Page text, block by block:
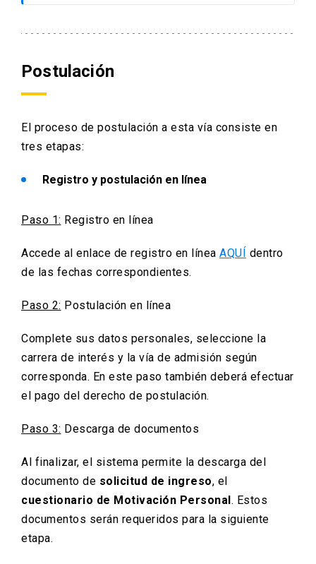
trayectoria académica.
razones que motivan su postulación a
a su formación médica. Si
realizadas en Enseñanza Media y
(máx. 2 páginas).
Postulación
El proceso de postulación a esta vía consiste en
tres etapas:
Registro y postulación en línea
Paso 1: Registro en línea
Accede al enlace de registro en línea AQUÍ dentro
de las fechas correspondientes.
Paso 2: Postulación en línea
Complete sus datos personales, seleccione la
carrera de interés y la vía de admisión según
corresponda. En este paso también deberá efectuar
el pago del derecho de postulación.
Paso 3: Descarga de documentos
Al finalizar, el sistema permite la descarga del
documento de solicitud de ingreso, el
cuestionario de Motivación Personal. Estos
documentos serán requeridos para la siguiente
etapa.